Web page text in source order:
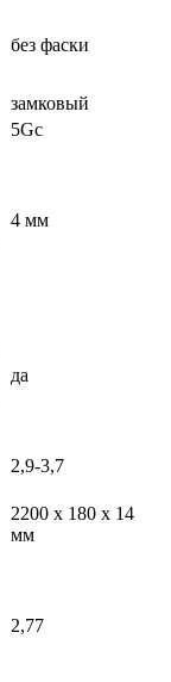
без фаски
замковый
5Gc
4 мм
да
2,9-3,7
2200 х 180 х 14
мм
2,77